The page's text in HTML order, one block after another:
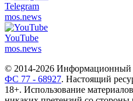
Telegram
mos.news
YouTube
mos.news
© 2014-2026 Информационный
ФС 77 - 68927. Настоящий
18+. Использование